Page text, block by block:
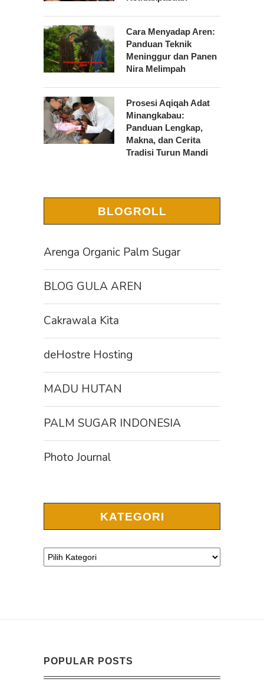
Cara Menyadap Aren:
Panduan Teknik
Meninggur dan Panen
Nira Melimpah
Prosesi Aqiqah Adat
Minangkabau:
Panduan Lengkap,
Makna, dan Cerita
Tradisi Turun Mandi
BLOGROLL
Arenga Organic Palm Sugar
BLOG GULA AREN
Cakrawala Kita
deHostre Hosting
MADU HUTAN
PALM SUGAR INDONESIA
Photo Journal
KATEGORI
POPULAR POSTS